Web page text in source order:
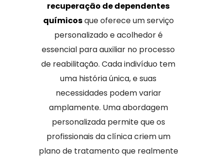
recuperação de dependentes
químicosque oferece um serviço
personalizado e acolhedor é
essencial para auxiliar no processo
de reabilitação. Cada indivíduo tem
uma história única, e suas
necessidades podem variar
amplamente. Uma abordagem
personalizada permite que os
profissionais da clínica criem um
plano de tratamento que realmente